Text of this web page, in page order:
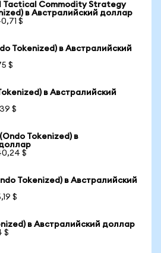
Tactical Commodity Strategy
в Австралийский доллар
$
Tokenized) в Австралийский
$
в Австралийский
$
Tokenized) в
$
Tokenized) в Австралийский
$
в Австралийский доллар
$